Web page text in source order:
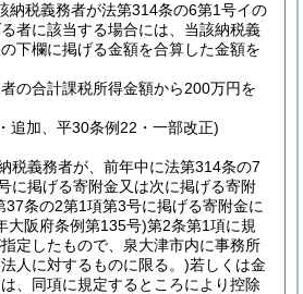
納税義務者が法第314条の6第1号イの
者に該当する場合には、当該納税義
下欄に掲げる金額を合算した金額を
の合計課税所得金額から200万円を
追加、平30条例22・一部改正)
税義務者が、前年中に法第314条の7
に掲げる寄附金又は次に掲げる寄附
37条の2第1項第3号に掲げる寄附金に
大阪府条例第135号)第2条第1項に規
定したもので、泉大津市内に事務所
人に対するものに限る。)若しくは金
、同項に規定するところにより控除